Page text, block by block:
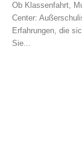
Ob Klassenfahrt,
Center:
Erfahrungen, die
Sie...